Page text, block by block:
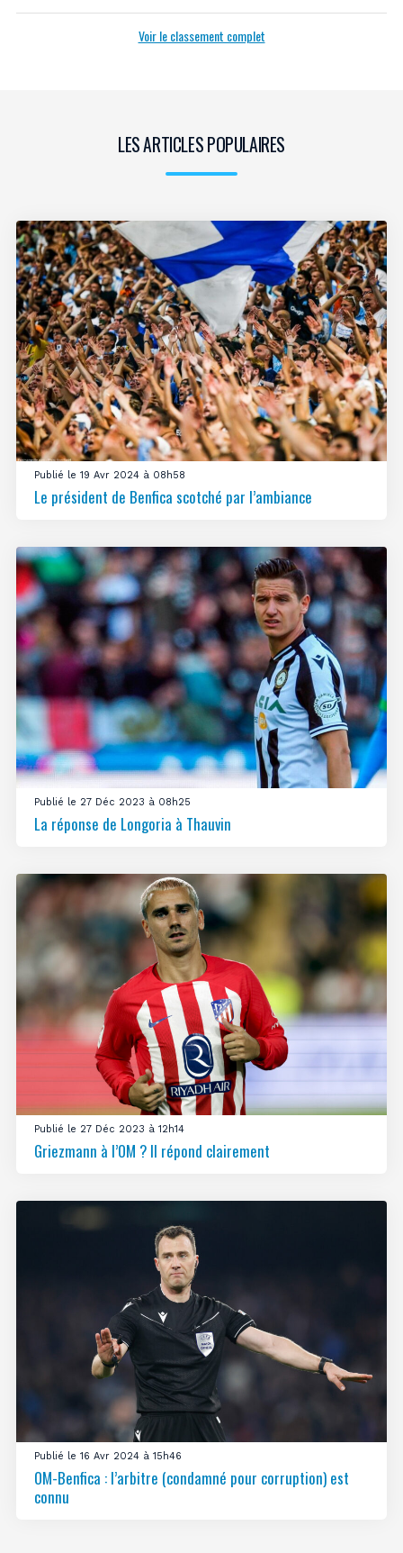
Voir le classement complet
LES ARTICLES POPULAIRES
Publié le 19 Avr 2024 à 08h58
Le président de Benfica scotché par l’ambiance
Publié le 27 Déc 2023 à 08h25
La réponse de Longoria à Thauvin
Publié le 27 Déc 2023 à 12h14
Griezmann à l’OM ? Il répond clairement
Publié le 16 Avr 2024 à 15h46
OM-Benfica : l’arbitre (condamné pour corruption) est
connu